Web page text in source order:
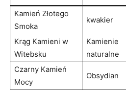
Kamień Złotego
⁤Smoka
kwakier
Krąg Kamieni w
Witebsku
Kamienie
naturalne
Czarny Kamień
Mocy
Obsydian